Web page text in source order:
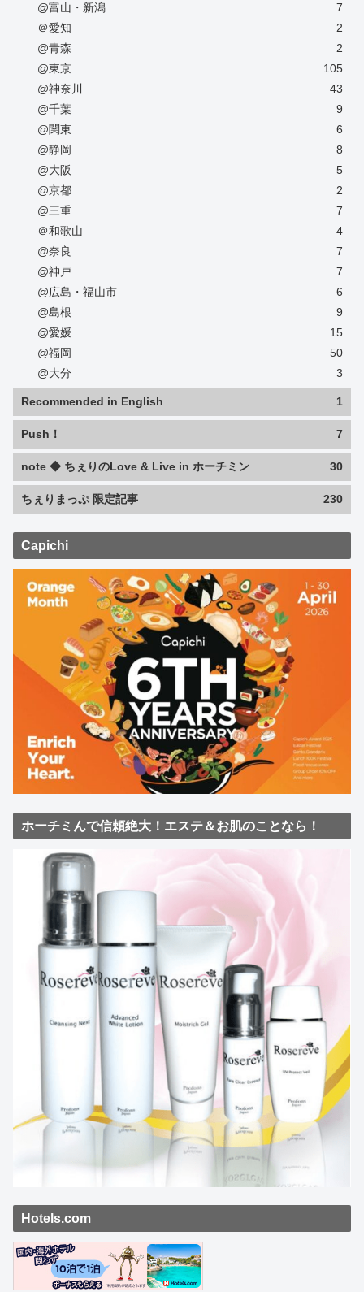
@富山・新潟
7
＠愛知
2
@青森
2
@東京
105
@神奈川
43
@千葉
9
@関東
6
@静岡
8
@大阪
5
@京都
2
@三重
7
＠和歌山
4
@奈良
7
@神戸
7
@広島・福山市
6
@島根
9
@愛媛
15
@福岡
50
@大分
3
Recommended in English 1
Push！ 7
note ◆ ちぇりのLove & Live in ホーチミン 30
ちぇりまっぷ 限定記事 230
Capichi
ホーチミんで信頼絶大！エステ＆お肌のことなら！
Hotels.com